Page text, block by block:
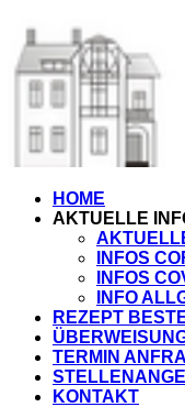
HOME
AKTUELLE
INFOS
INFOS
INFO
REZEPT
TERMIN
KONTAKT